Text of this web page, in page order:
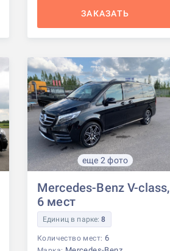
ЗАКАЗАТЬ
еще 2 фото
Mercedes-Benz V-class,
6 мест
Единиц в парке:8
Количество мест: 6